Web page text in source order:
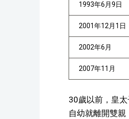
1993年6月9日
2001年12月1日
2002年6月
2007年11月
30歲以前，皇
自幼就離開雙